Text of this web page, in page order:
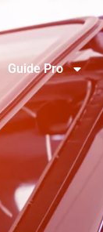
Guide Pro